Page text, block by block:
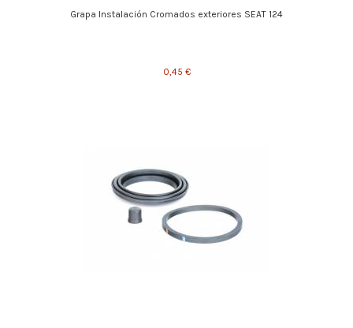
Grapa Instalación Cromados exteriores SEAT 124
0,45 €